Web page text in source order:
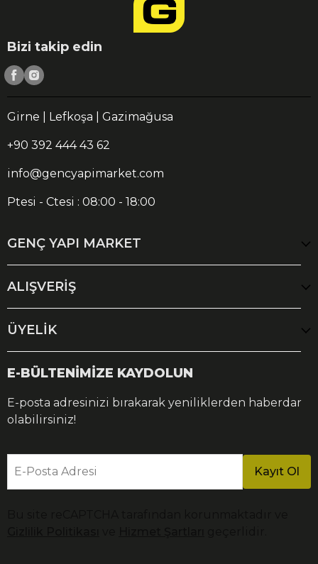
Bizi takip edin
Girne | Lefkoşa | Gazimağusa
+90 392 444 43 62
info@gencyapimarket.com
Ptesi - Ctesi : 08:00 - 18:00
GENÇ YAPI MARKET
ALIŞVERİŞ
ÜYELİK
E-BÜLTENİMİZE KAYDOLUN
E-posta adresinizi bırakarak yeniliklerden haberdar
olabilirsiniz!
E-Posta Adresi Kayıt Ol